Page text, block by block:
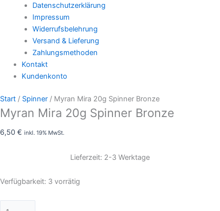
Datenschutzerklärung
Impressum
Widerrufsbelehrung
Versand & Lieferung
Zahlungsmethoden
Kontakt
Kundenkonto
Start / Spinner / Myran Mira 20g Spinner Bronze
Myran Mira 20g Spinner Bronze
6,50 € inkl. 19% MwSt.
Lieferzeit: 2-3 Werktage
Verfügbarkeit: 3 vorrätig